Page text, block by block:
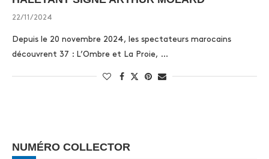
22/11/2024
Depuis le 20 novembre 2024, les spectateurs marocains
découvrent 37 : L’Ombre et La Proie, …
NUMÉRO COLLECTOR